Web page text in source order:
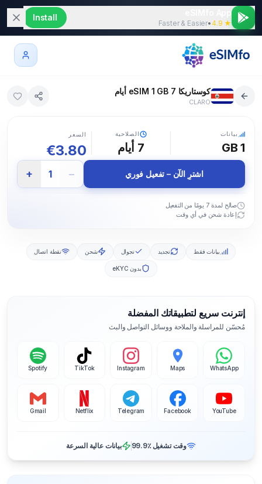
★ 4.9
•
Faster & Easier
Install
كوستاريكا eSIM 1 GB 7 أيام
CLARO
بيانات
1 GB
الصلاحية
7 أيام
السعر
€3.80
اشترِ الآن – تفعيل فوري −
1
+
صالح لمدة 7 يومًا من التفعيل
إعادة شحن في أي وقت
بيانات فقط تجديد تجوال شحن نقطة اتصال
بدون eKYC
إنترنت سريع لتطبيقاتك المفضلة
مُحسّن للمراسلة والملاحة ووسائل التواصل والبث
WhatsApp
Maps
Instagram
TikTok
Spotify
YouTube
Facebook
Telegram
Netflix
Gmail
وقت تشغيل ‎99.9٪ بيانات عالية السرعة